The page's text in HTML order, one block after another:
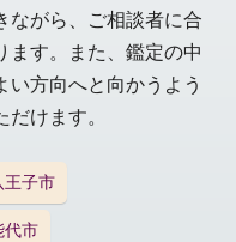
ながら、ご相談者に合
ます。また、鑑定の中
い方向へと向かうよう
けます。
王子市
代市